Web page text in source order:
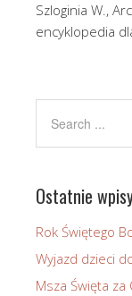
Szloginia W.,
encyklopedia
Ostatnie
Rok Świętego
Wyjazd dzieci
Msza Święta